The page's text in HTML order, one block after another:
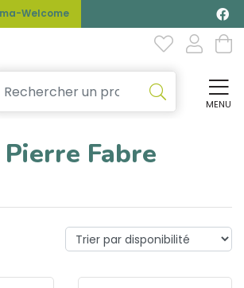
Welcome
MENU
Fabre